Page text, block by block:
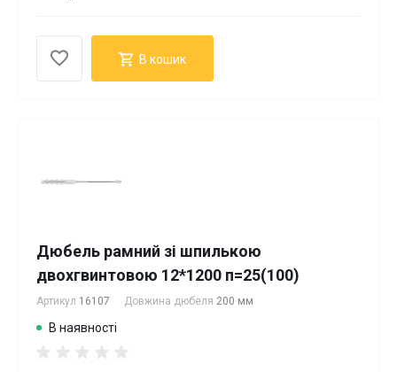
В кошик
Дюбель рамний зі шпилькою
двохгвинтовою 12*1200 п=25(100)
Артикул 16107 Довжина дюбеля 200 мм
В наявності